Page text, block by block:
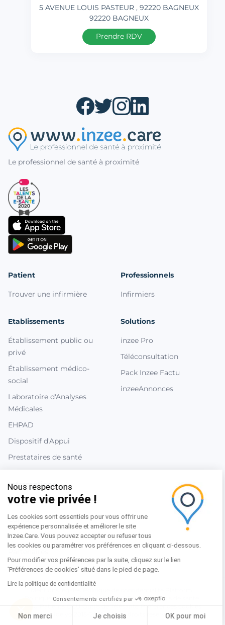
Nous respectons
votre vie privée !
Les cookies sont essentiels pour vous offrir une
expérience personnalisée et améliorer le site
Inzee.Care. Vous pouvez accepter ou refuser tous
les cookies ou paramétrer vos préférences en cliquant ci-dessous.
Pour modifier vos préférences par la suite, cliquez sur le lien
'Préférences de cookies' situé dans le pied de page.
Lire la politique de confidentialité
Consentements certifiés par
Non merci Je choisis OK pour moi
5 AVENUE LOUIS PASTEUR , 92220 BAGNEUX
92220 BAGNEUX
Prendre RDV
Le professionnel de santé à proximité
Patient
Trouver une infirmière
Professionnels
Infirmiers
Etablissements
Établissement public ou
privé
Établissement médico-
social
Laboratoire d'Analyses
Médicales
EHPAD
Dispositif d'Appui
Prestataires de santé
Solutions
inzee Pro
Téléconsultation
Pack Inzee Factu
inzeeAnnonces
Informations
Aide
Contact
Blog inzee.Care
Politique de confidentialité|CGAU Professionnels de santé
CGU Patients
Idelyo 2015-2026 © Tous droits réservés